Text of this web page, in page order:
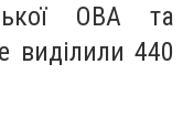
ОВА та
виділили 440